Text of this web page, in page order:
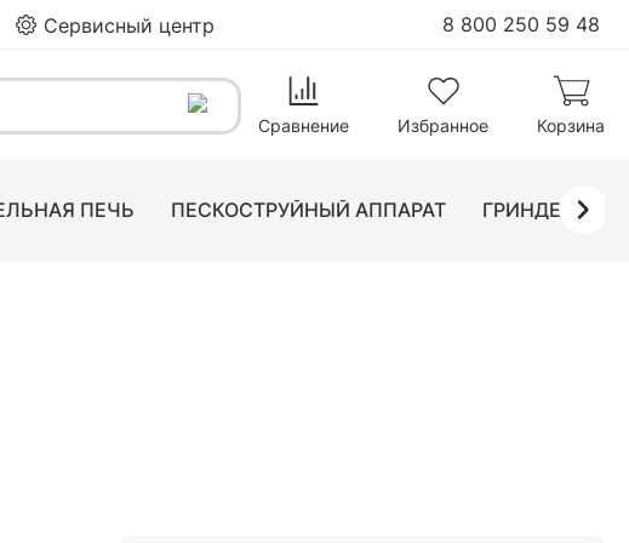
Сервисный центр 8 800 250 59 48
Сравнение Избранное Корзина
ПЕЧЬ ПЕСКОСТРУЙНЫЙ АППАРАТ ГРИНДЕР